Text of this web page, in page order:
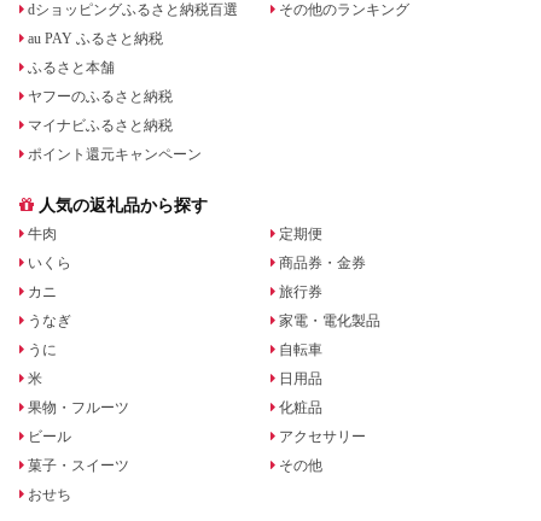
dショッピングふるさと納税百選
au PAY ふるさと納税
ふるさと本舗
ヤフーのふるさと納税
マイナビふるさと納税
ポイント還元キャンペーン
その他のランキング
人気の返礼品から探す
牛肉
いくら
カニ
うなぎ
うに
米
果物・フルーツ
ビール
菓子・スイーツ
おせち
定期便
商品券・金券
旅行券
家電・電化製品
自転車
日用品
化粧品
アクセサリー
その他